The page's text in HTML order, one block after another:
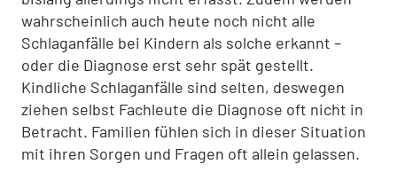
wahrscheinlich auch heute noch nicht alle
Schlaganfälle bei Kindern als solche erkannt –
oder die Diagnose erst sehr spät gestellt.
Kindliche Schlaganfälle sind selten, deswegen
ziehen selbst Fachleute die Diagnose oft nicht in
Betracht. Familien fühlen sich in dieser Situation
mit ihren Sorgen und Fragen oft allein gelassen.